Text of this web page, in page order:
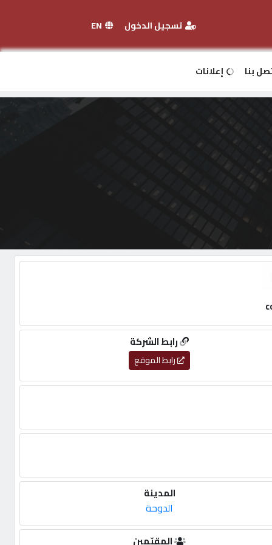
تسجيل الدخول
بنا إعلانات
رابط الشركة
رابط الموقع
المدينة
الدوحة
المقيّمين